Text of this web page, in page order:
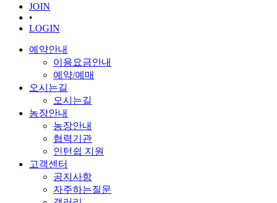
JOIN
•
LOGIN
예약안내
이용요금안내
예약/예매
오시는길
오시는길
농장안내
농장안내
협력기관
인턴쉽 지원
고객센터
공지사항
자주하는질문